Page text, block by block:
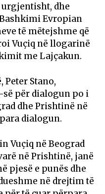
dhe
Evropian
të mëtejshme që
Vuçiq në llogarinë
me Lajçakun.
Peter Stano,
së për dialogun po i
dhe Prishtinë në
dialogun.
Vuçiq në Beograd
në Prishtinë, janë
pjesë e punës dhe
në drejtim të